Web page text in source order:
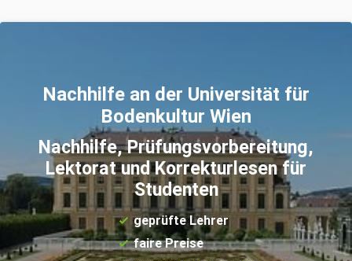
Nachhilfe an der Universität für
Bodenkultur Wien
Nachhilfe, Prüfungsvorbereitung,
Lektorat und Korrekturlesen für
Studenten
geprüfte Lehrer
faire Preise